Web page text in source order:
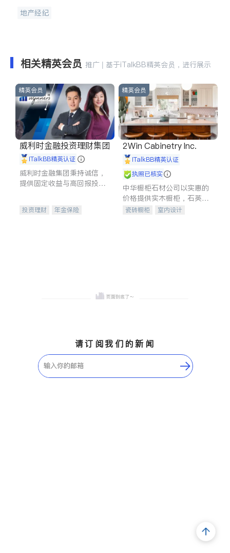
地产经纪
相关精英会员 推广 | 基于iTalkBB精英会员，进行展示
精英会员
威利时金融投资理财集团
iTalkBB精英认证
威利时金融集团秉持诚信，
提供固定收益与高回报投资
合，助力客户实现目标
投资理财
年金保险
精英会员
2Win Cabinetry Inc.
iTalkBB精英认证
执照已核实
中华橱柜石材公司以实惠的
价格提供实木橱柜，石英石
台面，多种优质不锈钢水
瓷砖橱柜
室内设计
请订阅我们的新闻